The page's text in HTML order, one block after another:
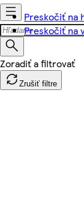
Preskočiť na
Preskočiť na
Zrušiť filtre